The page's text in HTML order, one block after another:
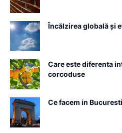
Încălzirea globală și
Care este diferenta
corcoduse
Ce facem in